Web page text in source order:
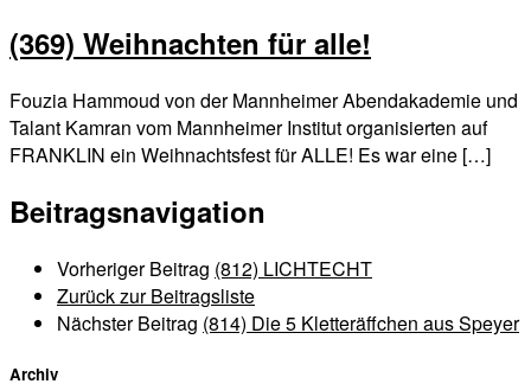
(369) Weihnachten für alle!
Fouzia Hammoud von der Mannheimer Abendakademie und
Talant Kamran vom Mannheimer Institut organisierten auf
FRANKLIN ein Weihnachtsfest für ALLE! Es war eine […]
Beitragsnavigation
Vorheriger Beitrag (812) LICHTECHT
Zurück zur Beitragsliste
Nächster Beitrag (814) Die 5 Kletteräffchen aus Speyer
Archiv